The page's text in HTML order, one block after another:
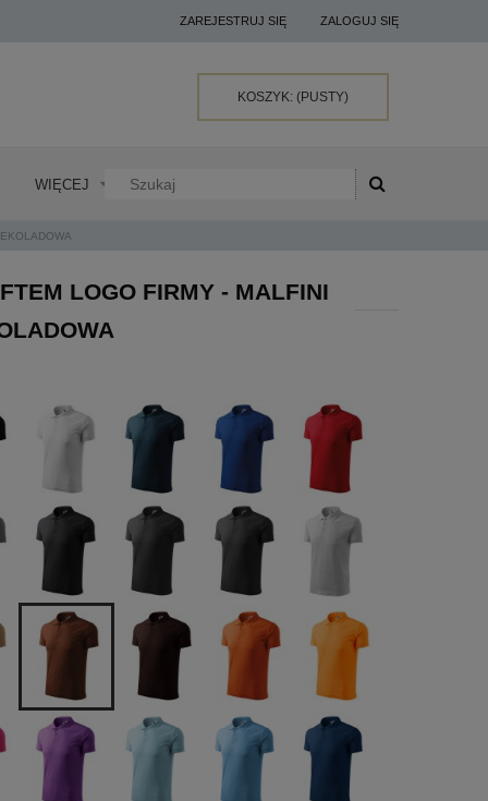
ZAREJESTRUJ SIĘ ZALOGUJ SIĘ
KOSZYK: (PUSTY)
WIĘCEJ
LOGO FIRMY - MALFINI